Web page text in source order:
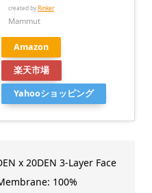
created byRinker
Mammut
Amazon
楽天市場
Yahooショッピング
x 20DEN 3-Layer Face
100%